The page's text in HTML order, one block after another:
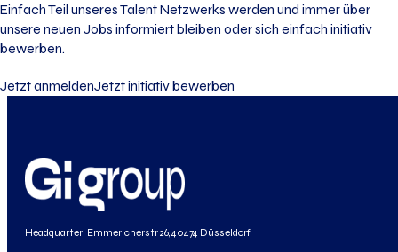
Einfach Teil unseres Talent Netzwerks werden und immer über
unsere neuen Jobs informiert bleiben oder sich einfach initiativ
bewerben.
Jetzt anmeldenJetzt initiativ bewerben
Headquarter: Emmericherstr 26, 40474 Düsseldorf